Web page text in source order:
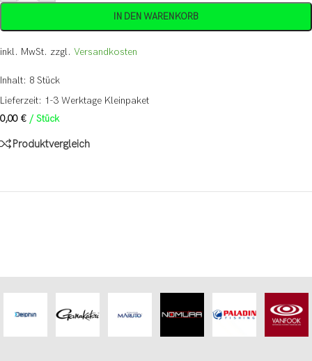
IN DEN WARENKORB
inkl. MwSt. zzgl. Versandkosten
Inhalt: 8 Stück
Lieferzeit: 1-3 Werktage Kleinpaket
0,00 € / Stück
Produktvergleich